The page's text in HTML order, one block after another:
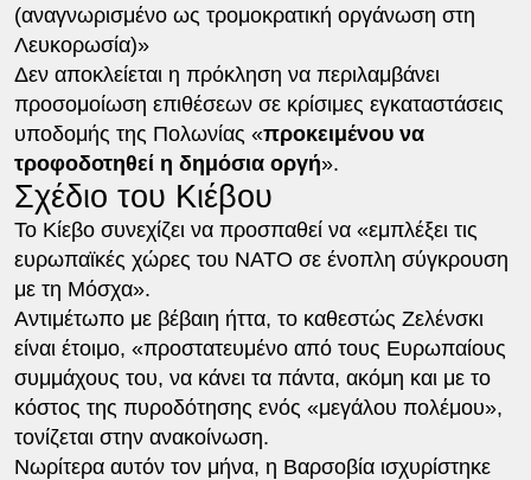
(αναγνωρισμένο ως τρομοκρατική οργάνωση στη
Λευκορωσία)»
Δεν αποκλείεται η πρόκληση να περιλαμβάνει
προσομοίωση επιθέσεων σε κρίσιμες εγκαταστάσεις
υποδομής της Πολωνίας «προκειμένου να
τροφοδοτηθεί η δημόσια οργή».
Σχέδιο του Κιέβου
Το Κίεβο συνεχίζει να προσπαθεί να «εμπλέξει τις
ευρωπαϊκές χώρες του ΝΑΤΟ σε ένοπλη σύγκρουση
με τη Μόσχα».
Αντιμέτωπο με βέβαιη ήττα, το καθεστώς Ζελένσκι
είναι έτοιμο, «προστατευμένο από τους Ευρωπαίους
συμμάχους του, να κάνει τα πάντα, ακόμη και με το
κόστος της πυροδότησης ενός «μεγάλου πολέμου»,
τονίζεται στην ανακοίνωση.
Νωρίτερα αυτόν τον μήνα, η Βαρσοβία ισχυρίστηκε